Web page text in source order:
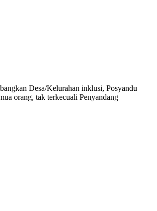
Desa/Kelurahan inklusi, Posyandu
orang, tak terkecuali Penyandang